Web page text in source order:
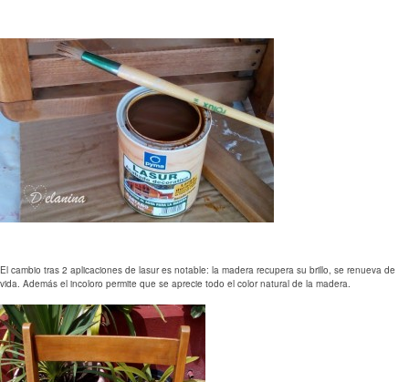
El cambio tras 2 aplicaciones de lasur es notable: la madera recupera su brillo, se renueva de
vida. Además el incoloro permite que se aprecie todo el color natural de la madera.